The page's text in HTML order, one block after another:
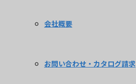
会社概要
お問い合わせ・カタログ請求